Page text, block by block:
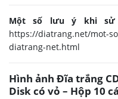
Một số lưu ý khi sử
https://diatrang.net/mot-
diatrang-net.html
Hình ảnh Đĩa trắng
Disk có vỏ – Hộp 10